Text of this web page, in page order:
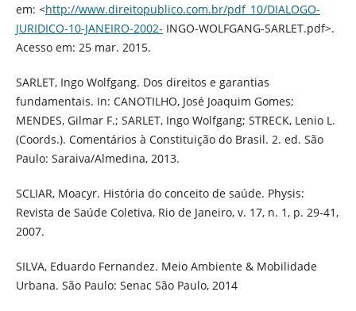
em: <http://www.direitopublico.com.br/pdf_10/DIALOGO-
JURIDICO-10-JANEIRO-2002- INGO-WOLFGANG-SARLET.pdf>.
Acesso em: 25 mar. 2015.
SARLET, Ingo Wolfgang. Dos direitos e garantias
fundamentais. In: CANOTILHO, José Joaquim Gomes;
MENDES, Gilmar F.; SARLET, Ingo Wolfgang; STRECK, Lenio L.
(Coords.). Comentários à Constituição do Brasil. 2. ed. São
Paulo: Saraiva/Almedina, 2013.
SCLIAR, Moacyr. História do conceito de saúde. Physis:
Revista de Saúde Coletiva, Rio de Janeiro, v. 17, n. 1, p. 29-41,
2007.
SILVA, Eduardo Fernandez. Meio Ambiente & Mobilidade
Urbana. São Paulo: Senac São Paulo, 2014